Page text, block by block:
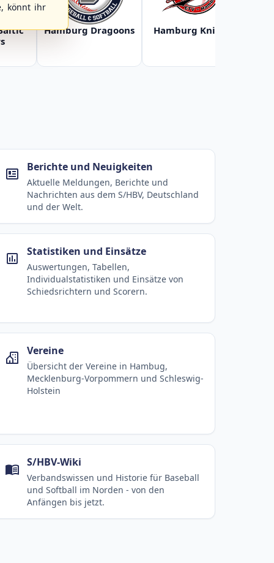
Hamburg Dragoons Hamburg Knights
Berichte und Neuigkeiten
Aktuelle Meldungen, Berichte und
Nachrichten aus dem S/HBV, Deutschland
und der Welt.
Statistiken und Einsätze
Auswertungen, Tabellen,
Individualstatistiken und Einsätze von
Schiedsrichtern und Scorern.
Vereine
Übersicht der Vereine in Hambug,
Mecklenburg-Vorpommern und Schleswig-
Holstein
S/HBV-Wiki
Verbandswissen und Historie für Baseball
und Softball im Norden - von den
Anfängen bis jetzt.
könnt ihr